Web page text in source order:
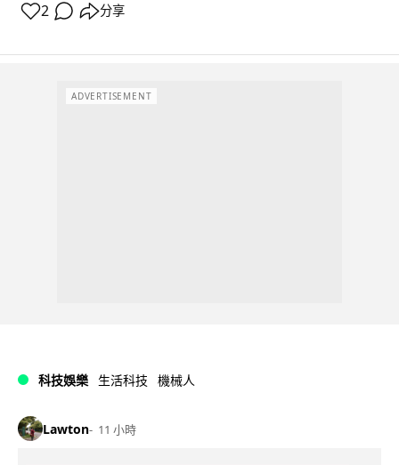
2 分享
ADVERTISEMENT
科技娛樂 生活科技 機械人
Lawton 11 小時